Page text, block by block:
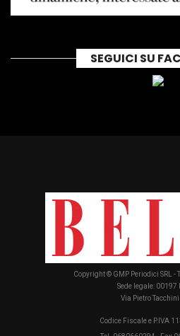
SEGUICI SU
Copyright © GMP Periodici SRL
Sede legale: 00197
Via Pietro Tacchini
Codice Fiscale e P.IVA